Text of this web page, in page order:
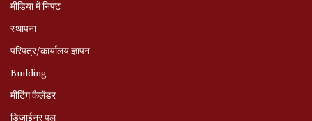
मीडिया में निफ्ट
स्‍थापना
परिपत्र/कार्यालय ज्ञापन
Building
मीटिंग कैलेंडर
डिजाईनर पूल